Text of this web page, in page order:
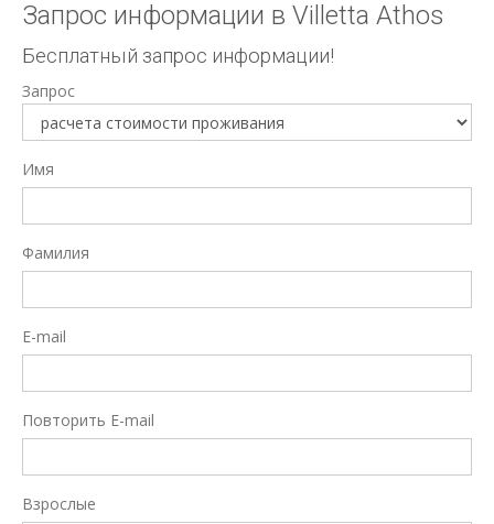
Запрос информации в Villetta Athos
Бесплатный запрос информации!
Запрос
Имя
Фамилия
E-mail
Повторить E-mail
Взрослые